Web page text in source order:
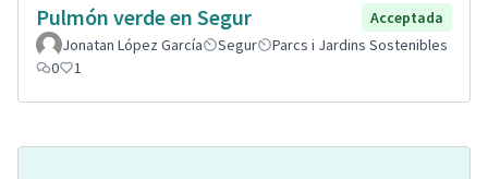
Pulmón verde en Segur
Acceptada
Jonatan López García
Segur
Parcs i Jardins Sostenibles
0
1